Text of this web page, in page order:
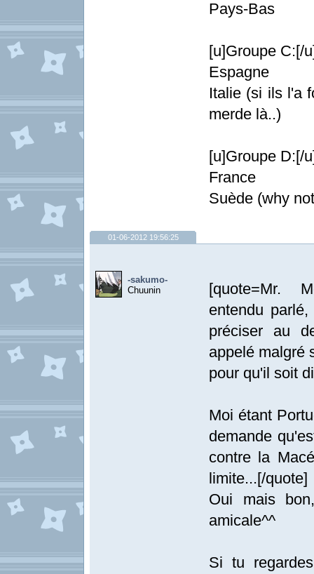
Pays-Bas
[u]Groupe C:[/
Espagne
Italie (si ils l'a
merde là..)
[u]Groupe D:[/
France
Suède (why
01-06-2012 19:56:25
-sakumo-
Chuunin
[quote=Mr.
entendu
préciser au
appelé malgré
pour qu'il soit
Moi étant
demande
contre la
limite...[/quote]
Oui mais
amicale^^
Si tu